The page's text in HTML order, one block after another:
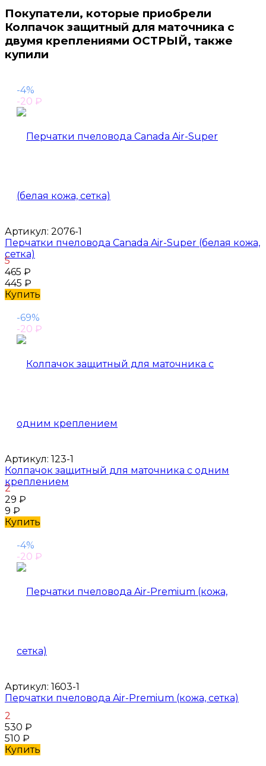
Покупатели, которые приобрели
Колпачок защитный для маточника с
двумя креплениями ОСТРЫЙ, также
купили
-4%
-20 ₽
Артикул: 2076-1
Перчатки пчеловода Canada Air-Super (белая кожа,
сетка)
5
465 ₽
445 ₽
Купить
-69%
-20 ₽
Артикул: 123-1
Колпачок защитный для маточника с одним
креплением
2
29 ₽
9 ₽
Купить
-4%
-20 ₽
Артикул: 1603-1
Перчатки пчеловода Air-Premium (кожа, сетка)
2
530 ₽
510 ₽
Купить